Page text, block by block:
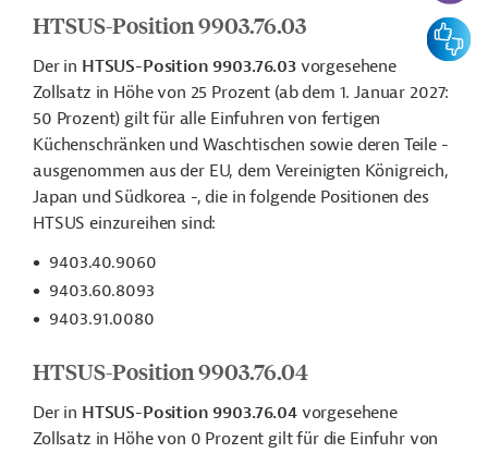
HTSUS-Position 9903.76.03
Der in HTSUS-Position 9903.76.03vorgesehene
Zollsatz in Höhe von 25 Prozent (ab dem 1. Januar 2027:
50 Prozent) gilt für alle Einfuhren von fertigen
Küchenschränken und Waschtischen sowie deren Teile -
ausgenommen aus der EU, dem Vereinigten Königreich,
Japan und Südkorea -, die in folgende Positionen des
HTSUS einzureihen sind:
9403.40.9060
9403.60.8093
9403.91.0080
HTSUS-Position 9903.76.04
Der in HTSUS-Position 9903.76.04vorgesehene
Zollsatz in Höhe von 0 Prozent gilt für die Einfuhr von